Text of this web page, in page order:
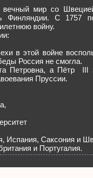
вечный мир со
Финляндии. С 1757
войну.
в этой войне
Россия не смогла.
Петровна, а Пётр III
Пруссии.
Испания, Саксония и
и Португалия.